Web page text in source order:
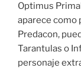
Optimus
aparece como
Predacon,
Tarantulas o
personaje